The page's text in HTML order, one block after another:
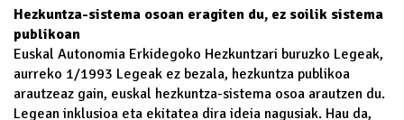
Hezkuntza-sistema osoan eragiten du, ez soilik sistema
publikoan
Euskal Autonomia Erkidegoko Hezkuntzari buruzko Legeak,
aurreko 1/1993 Legeak ez bezala, hezkuntza publikoa
arautzeaz gain, euskal hezkuntza-sistema osoa arautzen du.
Legean inklusioa eta ekitatea dira ideia nagusiak. Hau da,